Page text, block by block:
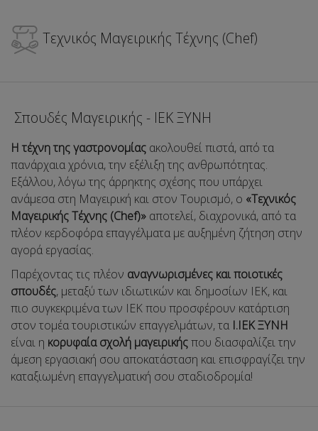
Τεχνικός Μαγειρικής Τέχνης (Chef)
Σπουδές Μαγειρικής - ΙΕΚ ΞΥΝΗ
Η τέχνη της γαστρονομίας ακολουθεί πιστά, από τα
πανάρχαια χρόνια, την εξέλιξη της ανθρωπότητας.
Εξάλλου, λόγω της άρρηκτης σχέσης που υπάρχει
ανάμεσα στη Μαγειρική και στον Τουρισμό, ο «Τεχνικός
Μαγειρικής Τέχνης (Chef)» αποτελεί, διαχρονικά, από τα
πλέον κερδοφόρα επαγγέλματα με αυξημένη ζήτηση στην
αγορά εργασίας.
Παρέχοντας τις πλέον αναγνωρισμένες και ποιοτικές
σπουδές, μεταξύ των ιδιωτικών και δημοσίων ΙΕΚ, και
πιο συγκεκριμένα των ΙΕΚ που προσφέρουν κατάρτιση
στον τομέα τουριστικών επαγγελμάτων, τα Ι.ΙΕΚ ΞΥΝΗ
είναι η κορυφαία σχολή μαγειρικήςπου διασφαλίζει την
άμεση εργασιακή σου αποκατάσταση και επισφραγίζει την
καταξιωμένη επαγγελματική σου σταδιοδρομία!